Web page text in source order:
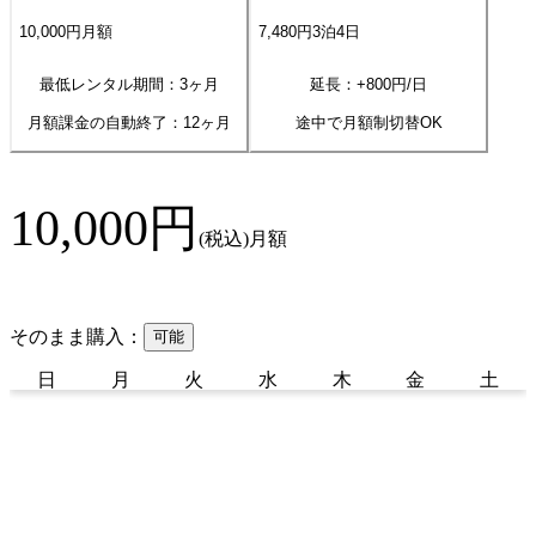
10,000円 月額
最低レンタル期間：3ヶ月
月額課金の自動終了： 12ヶ月
7,480円3泊4日
延長：+800円/日
途中で月額制切替OK
10,000円 (税込)月額
そのまま購入： 可能
日 月 火 水 木 金 土